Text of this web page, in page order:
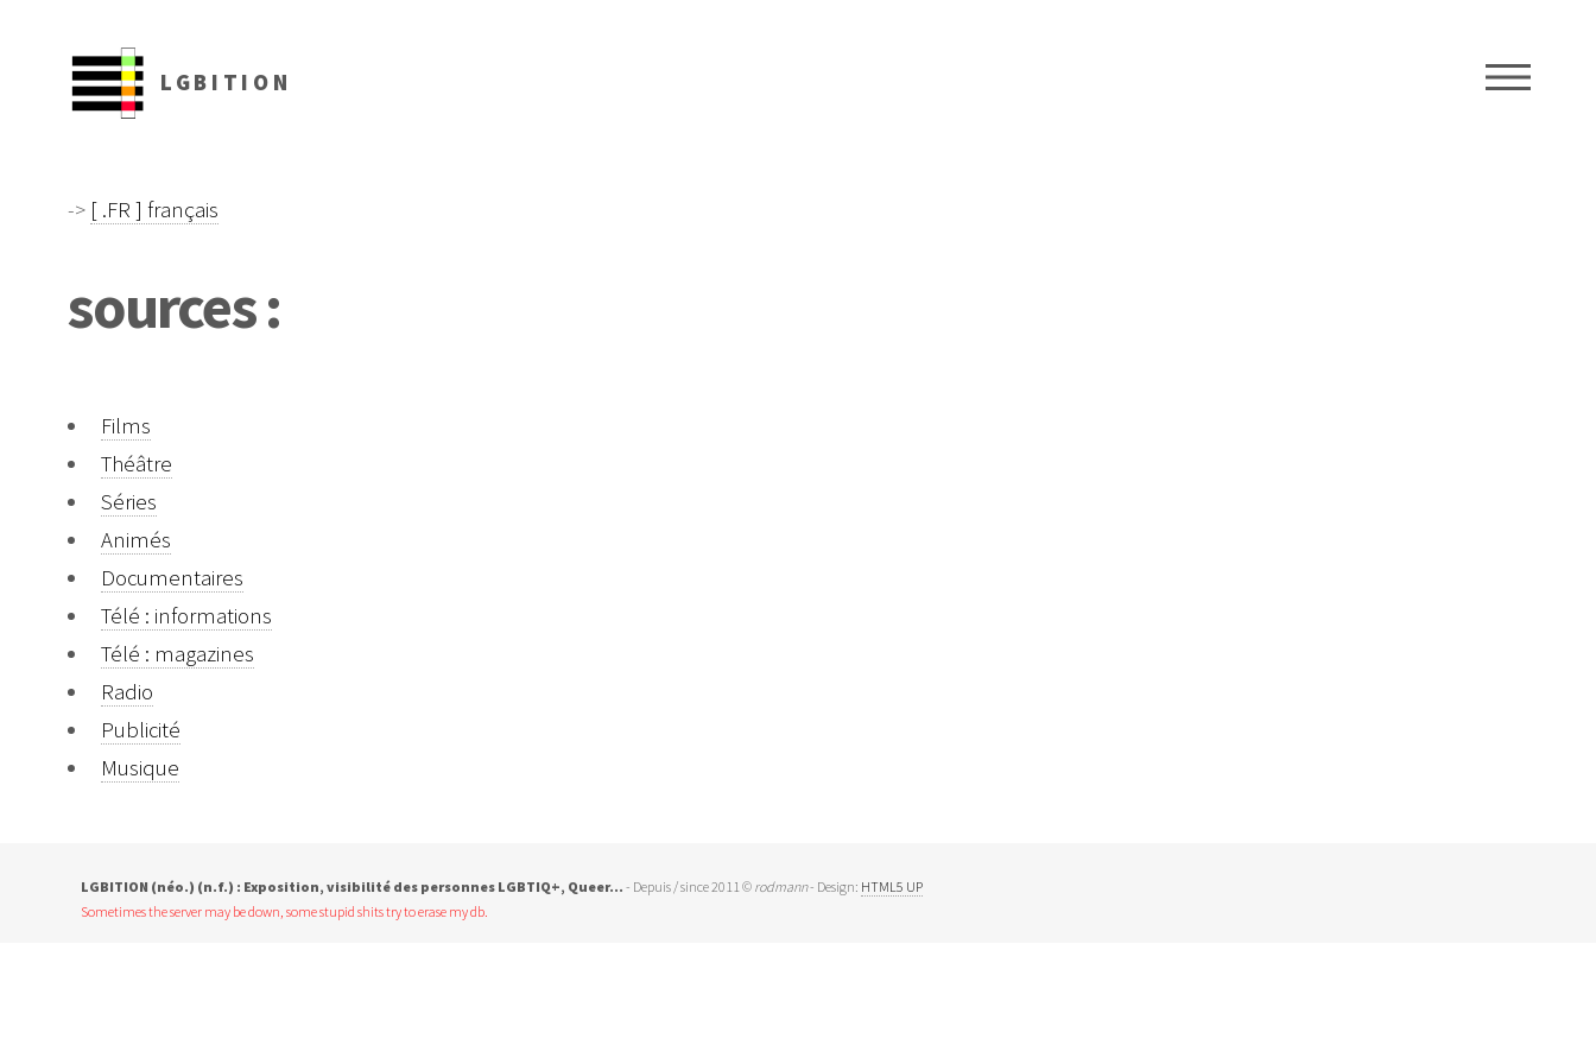
LGBITION
-> [ .FR ] français
sources :
Films
Théâtre
Séries
Animés
Documentaires
Télé : informations
Télé : magazines
Radio
Publicité
Musique
LGBITION (néo.) (n.f.) : Exposition, visibilité des personnes LGBTIQ+, Queer… - Depuis / since 2011 © rodmann- Design: HTML5 UP
Sometimes the server may be down, some stupid shits try to erase my db.